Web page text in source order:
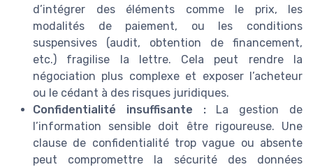
d’intégrer des éléments comme le prix, les
modalités de paiement, ou les conditions
suspensives (audit, obtention de financement,
etc.) fragilise la lettre. Cela peut rendre la
négociation plus complexe et exposer l’acheteur
ou le cédant à des risques juridiques.
Confidentialité insuffisante :La gestion de
l’information sensible doit être rigoureuse. Une
clause de confidentialité trop vague ou absente
peut compromettre la sécurité des données